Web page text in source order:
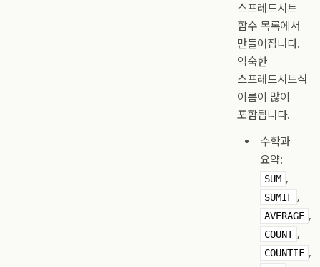
스프레드시트
함수 목록에서
만들어집니다.
익숙한
스프레드시트식
이름이 많이
포함됩니다.
수학과
요약:
SUM ,
SUMIF ,
AVERAGE ,
COUNT ,
COUNTIF ,